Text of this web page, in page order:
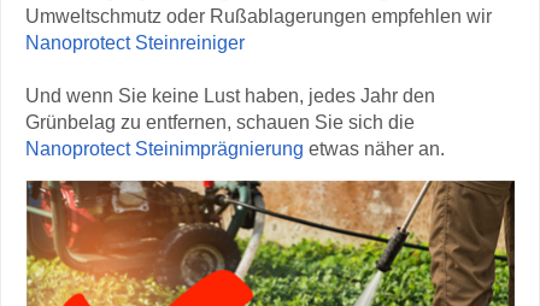
Umweltschmutz oder Rußablagerungen empfehlen wir
Nanoprotect Steinreiniger
Und wenn Sie keine Lust haben, jedes Jahr den
Grünbelag zu entfernen, schauen Sie sich die
Nanoprotect Steinimprägnierung etwas näher an.